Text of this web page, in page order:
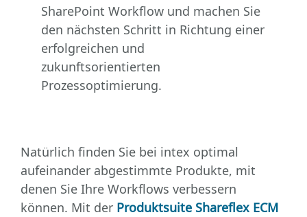
SharePoint Workflow und machen Sie
den nächsten Schritt in Richtung einer
erfolgreichen und
zukunftsorientierten
Prozessoptimierung.
Natürlich finden Sie bei intex optimal
aufeinander abgestimmte Produkte, mit
denen Sie Ihre Workflows verbessern
können. Mit der Produktsuite Shareflex ECM